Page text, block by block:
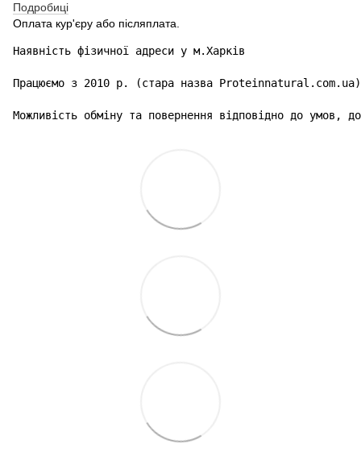
Подробиці
Оплата кур'єру або післяплата.
Наявність фізичної адреси у м.Харків
Працюємо з 2010 р. (стара назва Proteinnatural.com.ua)
Можливість обміну та повернення відповідно до умов,